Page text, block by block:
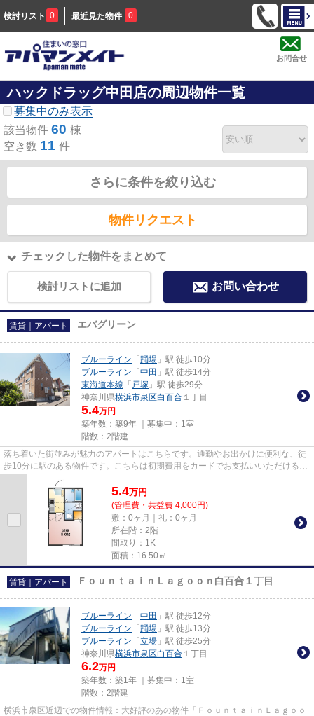
検討リスト 0 最近見た物件 0
お問合せ
ハックドラッグ中田店の周辺物件一覧
募集中のみ表示
該当物件 60 棟
空き数 11 件
さらに条件を絞り込む
物件リクエスト
チェックした物件をまとめて
検討リストに追加 お問い合わせ
賃貸｜アパート エバグリーン
ブルーライン 「 踊場 」駅 徒歩10分
ブルーライン 「 中田 」駅 徒歩14分
東海道本線 「 戸塚 」駅 徒歩29分
神奈川県横浜市泉区白百合 １丁目
5.4万円
築年数：築9年 ｜募集中： 1室
階数：2階建
落ち着いた街並みが魅力のアパートはこちらです。通勤やお出かけに便利な、徒
歩10分に駅のある物件です。こちらは初期費用をカードでお支払いいただける物
件なので、支払い手続きの手...
5.4万円
(管理費・共益費 4,000円)
敷：0ヶ月｜礼：0ヶ月
所在階：2階
間取り：1K
面積：16.50㎡
賃貸｜アパート ＦｏｕｎｔａｉｎＬａｇｏｏｎ白百合１丁目
ブルーライン 「 中田 」駅 徒歩12分
ブルーライン 「 踊場 」駅 徒歩13分
ブルーライン 「 立場 」駅 徒歩25分
神奈川県横浜市泉区白百合 １丁目
6.2万円
築年数：築1年 ｜募集中： 1室
階数：2階建
横浜市泉区近辺での物件情報：大好評のあの物件「ＦｏｕｎｔａｉｎＬａｇｏｏ